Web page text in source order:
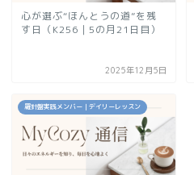
心が選ぶ“ほんとうの道”を残
す日（K256｜5の月21日目）
2025年12月5日
羅針盤実践メンバー｜デイリーレッスン